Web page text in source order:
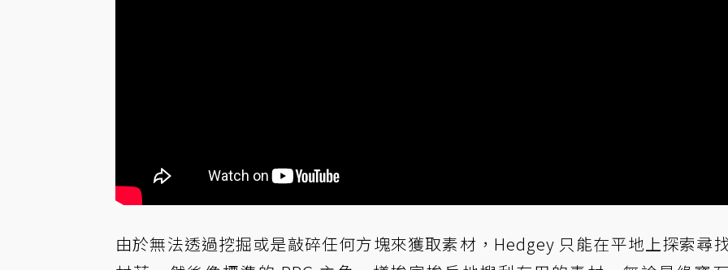
由於無法透過挖掘或是敲碎任何方塊來獲取素材，Hedgey 只能在平地上探索尋